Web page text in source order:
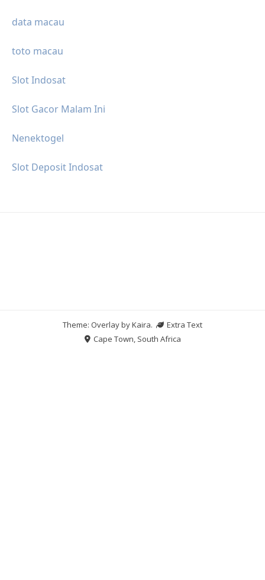
data macau
toto macau
Slot Indosat
Slot Gacor Malam Ini
Nenektogel
Slot Deposit Indosat
Theme: Overlay byKaira.
Extra Text
Cape Town, South Africa